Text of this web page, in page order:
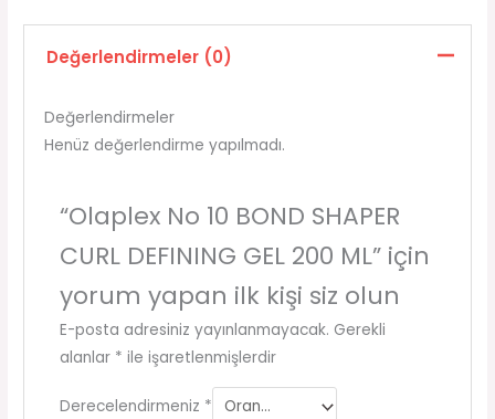
Değerlendirmeler (0)
Değerlendirmeler
Henüz değerlendirme yapılmadı.
“Olaplex No 10 BOND SHAPER
CURL DEFINING GEL 200 ML” için
yorum yapan ilk kişi siz olun
E-posta adresiniz yayınlanmayacak. Gerekli
alanlar * ile işaretlenmişlerdir
Derecelendirmeniz *